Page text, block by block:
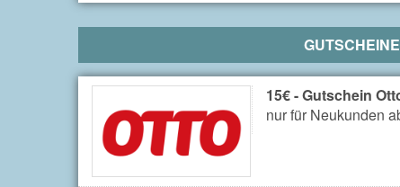
15€ - Gutschein
nur für Neukunden